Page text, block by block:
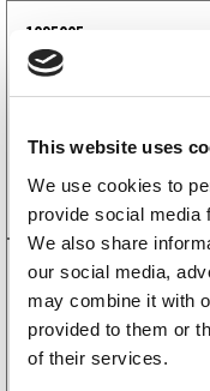
This website uses
We use cookies to
provide social media
We also share
our social media,
may combine it with
provided to them or
of their services.
1095005
Bremsetrommel
kompaktlager
4010506
Bremsetrommel
kompaktlager
1 953
(1562kr eks. mva)